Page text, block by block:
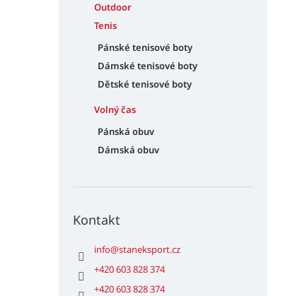
Outdoor
Tenis
Pánské tenisové boty
Dámské tenisové boty
Dětské tenisové boty
Volný čas
Pánská obuv
Dámská obuv
Kontakt
info@staneksport.cz
+420 603 828 374
+420 603 828 374